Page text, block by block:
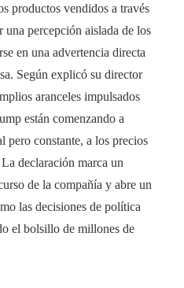
productos vendidos a través
una percepción aislada de los
en una advertencia directa
Según explicó su director
aranceles impulsados
están comenzando a
pero constante, a los precios
declaración marca un
de la compañía y abre un
las decisiones de política
el bolsillo de millones de